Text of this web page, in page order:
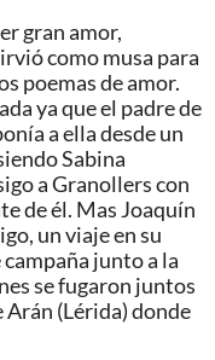
gran amor,
como musa para
poemas de amor.
ya que el padre de
a ella desde un
Sabina
a Granollers con
de él. Mas Joaquín
un viaje en su
junto a la
se fugaron juntos
(Lérida) donde